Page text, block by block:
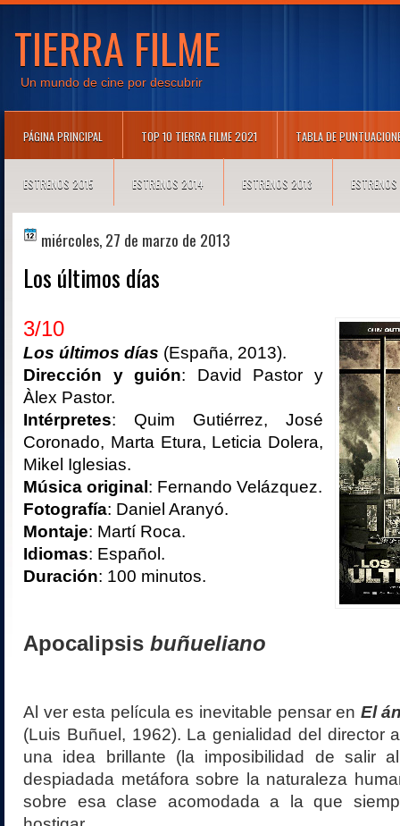
TIERRA FILME
Un mundo de cine por descubrir
PÁGINA PRINCIPAL TOP 10 TIERRA FILME 2021 TABLA DE
ESTRENOS 2015 ESTRENOS 2014 ESTRENOS 2013
miércoles, 27 de marzo de 2013
Los últimos días
3/10
Los últimos días (España, 2013).
Dirección y guión: David Pastor y
Àlex Pastor.
Intérpretes: Quim Gutiérrez, José
Coronado, Marta Etura, Leticia Dolera,
Mikel Iglesias.
Música original: Fernando Velázquez.
Fotografía: Daniel Aranyó.
Montaje: Martí Roca.
Idiomas: Español.
Duración: 100 minutos.
Apocalipsis buñueliano
Al ver esta película es inevitable pensar en El
(Luis Buñuel, 1962). La genialidad del director
una idea brillante (la imposibilidad de salir
despiadada metáfora sobre la naturaleza
sobre esa clase acomodada a la que